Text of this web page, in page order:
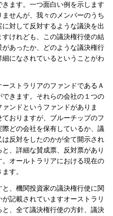
ます。一つ面白い例を示します
せんが、我々のメンバーのうち
対して反対するような議決を出
けれども、この議決権行使の結
あったか、どのような議決権行
になされているということがわ
ストラリアのファンドであるＡ
きます。それらの会社の１つの
ンドというファンドがありま
おりますが、ブルーチップのフ
どの会社を保有しているか、議
反対をしたのかが全て開示され
、詳細な賛成票、反対票があり
オールトラリアにおける現在の
す。
、機関投資家の議決権行使に関
記載されていますオーストラリ
、全て議決権行使の方針、議決